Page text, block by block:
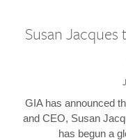
Susan
GIA has announced
and CEO, Susan
has begun a